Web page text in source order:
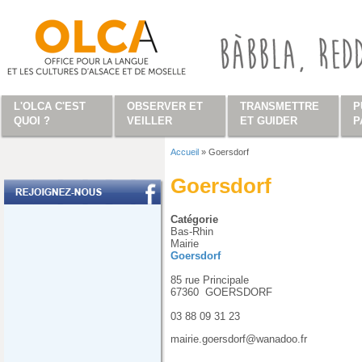
Accueil » Goersdorf
Goersdorf
Catégorie
Bas-Rhin
Mairie
Goersdorf
85 rue Principale
67360 GOERSDORF
03 88 09 31 23
mairie.goersdorf@wanadoo.fr
L'OLCA C'EST
QUOI ?
OBSERVER ET
VEILLER
TRANSMETTRE
ET GUIDER